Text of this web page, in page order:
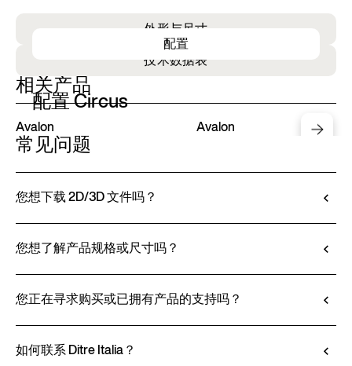
外形与尺寸
技术数据表
配置 Circus
配置
相关产品
Avalon Avalon
常见问题
您想下载 2D/3D 文件吗？
和定制。该工具不仅可以让您查看所选饰面和面料
前往定制
您想了解产品规格或尺寸吗？
都可在产品技术说明书中查阅。
查看技术说明书
您正在寻求购买或已拥有产品的支持吗？
供个性化咨询和即时服务。请通过网站上的 “销售
如何联系 Ditre Italia？